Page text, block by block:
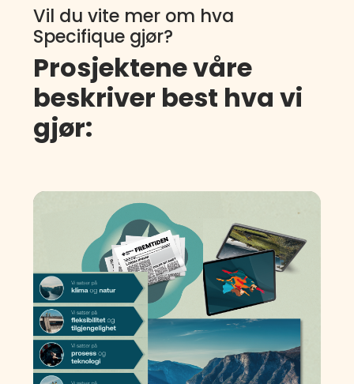
Vil du vite mer om hva
Specifique gjør?
Prosjektene våre
beskriver best hva vi
gjør: